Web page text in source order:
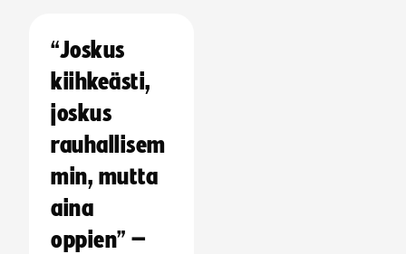
“Joskus
kiihkeästi,
joskus
rauhallisem
min, mutta
aina
oppien” –